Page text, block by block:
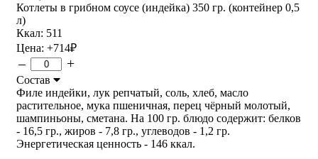
Котлеты в грибном соусе (индейка) 350 гр. (контейнер 0,5
л)
Ккал: 511
Цена: +714₽
– +
Состав
Филе индейки, лук репчатый, соль, хлеб, масло
растительное, мука пшеничная, перец чёрный молотый,
шампиньоны, сметана. На 100 гр. блюдо содержит: белков
- 16,5 гр., жиров - 7,8 гр., углеводов - 1,2 гр.
Энергетическая ценность - 146 ккал.